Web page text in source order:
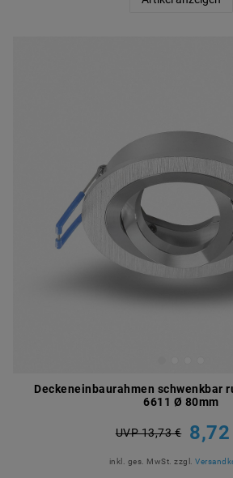
Deckeneinbaurahmen schwenkbar
6611 Ø 80mm
UVP 13,73 €
inkl. ges. MwSt. zzgl.